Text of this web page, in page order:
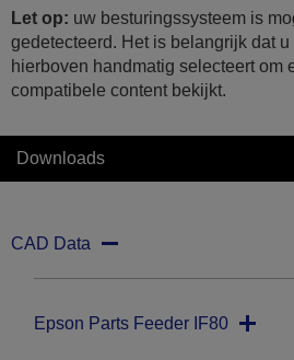
Let op: uw besturingssysteem is
gedetecteerd. Het is belangrijk dat
hierboven handmatig selecteert om
compatibele content bekijkt.
Downloads
CAD Data
Epson Parts Feeder IF80